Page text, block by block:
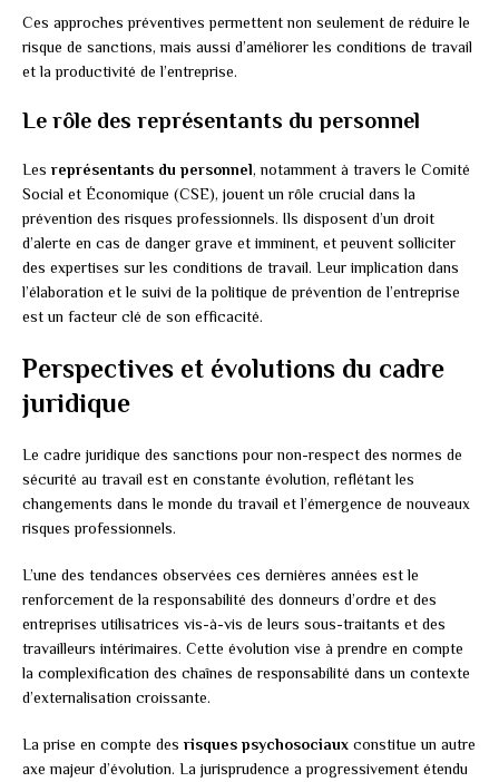
Ces approches préventives permettent non seulement de réduire le
risque de sanctions, mais aussi d’améliorer les conditions de travail
et la productivité de l’entreprise.
Le rôle des représentants du personnel
Les représentants du personnel, notamment à travers le Comité
Social et Économique (CSE), jouent un rôle crucial dans la
prévention des risques professionnels. Ils disposent d’un droit
d’alerte en cas de danger grave et imminent, et peuvent solliciter
des expertises sur les conditions de travail. Leur implication dans
l’élaboration et le suivi de la politique de prévention de l’entreprise
est un facteur clé de son efficacité.
Perspectives et évolutions du cadre
juridique
Le cadre juridique des sanctions pour non-respect des normes de
sécurité au travail est en constante évolution, reflétant les
changements dans le monde du travail et l’émergence de nouveaux
risques professionnels.
L’une des tendances observées ces dernières années est le
renforcement de la responsabilité des donneurs d’ordre et des
entreprises utilisatrices vis-à-vis de leurs sous-traitants et des
travailleurs intérimaires. Cette évolution vise à prendre en compte
la complexification des chaînes de responsabilité dans un contexte
d’externalisation croissante.
La prise en compte des risques psychosociaux constitue un autre
axe majeur d’évolution. La jurisprudence a progressivement étendu